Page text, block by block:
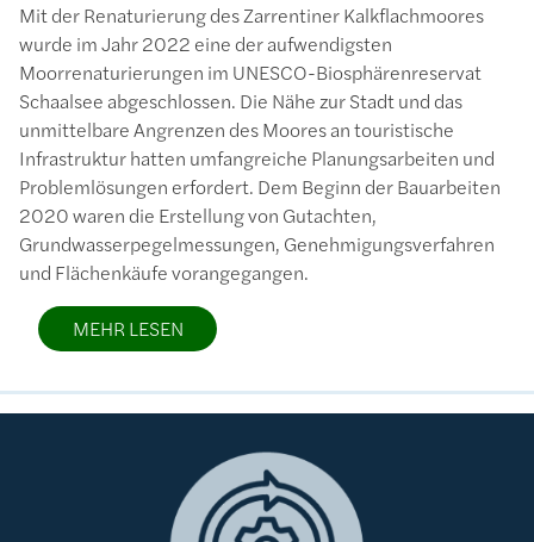
Mit der Renaturierung des Zarrentiner Kalkflachmoores
wurde im Jahr 2022 eine der aufwendigsten
Moorrenaturierungen im UNESCO-Biosphärenreservat
Schaalsee abgeschlossen. Die Nähe zur Stadt und das
unmittelbare Angrenzen des Moores an touristische
Infrastruktur hatten umfangreiche Planungsarbeiten und
Problemlösungen erfordert. Dem Beginn der Bauarbeiten
2020 waren die Erstellung von Gutachten,
Grundwasserpegelmessungen, Genehmigungsverfahren
und Flächenkäufe vorangegangen.
MEHR LESEN